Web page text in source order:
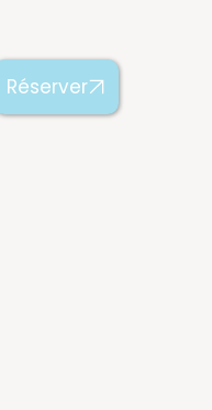
Réserver